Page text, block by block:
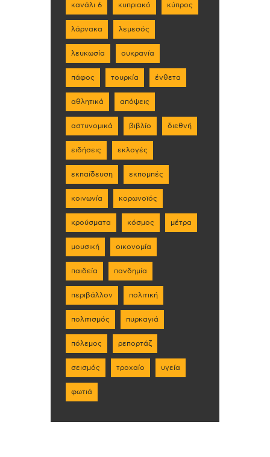
κανάλι 6 κυπριακό κύπρος
λάρνακα λεμεσός
λευκωσία ουκρανία
πάφος τουρκία ένθετα
αθλητικά απόψεις
αστυνομικά βιβλίο διεθνή
ειδήσεις εκλογές
εκπαίδευση εκπομπές
κοινωνία κορωνοϊός
κρούσματα κόσμος μέτρα
μουσική οικονομία
παιδεία πανδημία
περιβάλλον πολιτική
πολιτισμός πυρκαγιά
πόλεμος ρεπορτάζ
σεισμός τροχαίο υγεία
φωτιά